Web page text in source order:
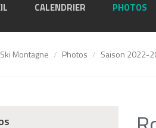
CALENDRIER PHOTOS
Montagne Photos Saison 2022-